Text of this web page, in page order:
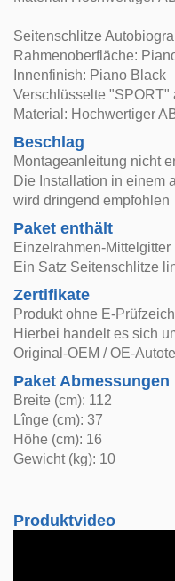
Seitenschlitze
Rahmenoberfläche:
Innenfinish: Piano Black
Verschlüsselte "SPORT"
Material: Hochwertiger
Beschlag
Montageanleitung nicht
Die Installation in einem
wird dringend empfohlen
Paket enthält
Einzelrahmen-Mittelgitter
Ein Satz Seitenschlitze
Zertifikate
Produkt ohne E-
Hierbei handelt es sich
Original-OEM / OE-
Paket Abmessungen
Breite (cm): 112
Lînge (cm): 37
Höhe (cm): 16
Gewicht (kg): 10
Produktvideo